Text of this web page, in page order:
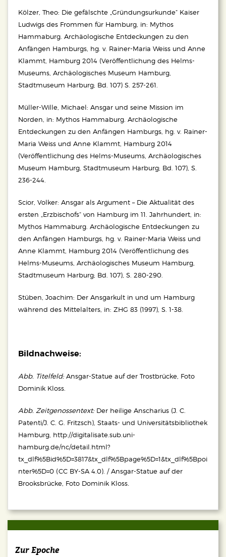
Kölzer, Theo: Die gefälschte „Gründungsurkunde“ Kaiser
Ludwigs des Frommen für Hamburg, in: Mythos
Hammaburg. Archäologische Entdeckungen zu den
Anfängen Hamburgs, hg. v. Rainer-Maria Weiss und Anne
Klammt, Hamburg 2014 (Veröffentlichung des Helms-
Museums, Archäologisches Museum Hamburg,
Stadtmuseum Harburg; Bd. 107) S. 257-261.
Müller-Wille, Michael: Ansgar und seine Mission im
Norden, in: Mythos Hammaburg. Archäologische
Entdeckungen zu den Anfängen Hamburgs, hg. v. Rainer-
Maria Weiss und Anne Klammt, Hamburg 2014
(Veröffentlichung des Helms-Museums, Archäologisches
Museum Hamburg, Stadtmuseum Harburg; Bd. 107), S.
236-244.
Scior, Volker: Ansgar als Argument – Die Aktualität des
ersten „Erzbischofs“ von Hamburg im 11. Jahrhundert, in:
Mythos Hammaburg. Archäologische Entdeckungen zu
den Anfängen Hamburgs, hg. v. Rainer-Maria Weiss und
Anne Klammt, Hamburg 2014 (Veröffentlichung des
Helms-Museums, Archäologisches Museum Hamburg,
Stadtmuseum Harburg; Bd. 107), S. 280-290.
Stüben, Joachim: Der Ansgarkult in und um Hamburg
während des Mittelalters, in: ZHG 83 (1997), S. 1-38.
Bildnachweise:
Abb. Titelfeld: Ansgar-Statue auf der Trostbrücke, Foto
Dominik Kloss.
Abb. Zeitgenossentext: Der heilige Anscharius (J. C.
Patenti/J. C. G. Fritzsch), Staats- und Universitätsbibliothek
Hamburg, http://digitalisate.sub.uni-
hamburg.de/nc/detail.html?
tx_dlf%5Bid%5D=3817&tx_dlf%5Bpage%5D=1&tx_dlf%5Bpoi
nter%5D=0 (CC BY-SA 4.0). / Ansgar-Statue auf der
Brooksbrücke, Foto Dominik Kloss.
Zur Epoche